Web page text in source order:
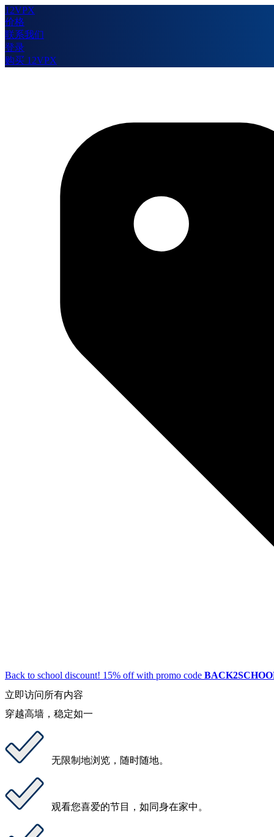
12VPX
价格
联系我们
登录
购买 12VPX
Back to school discount! 15% off with promo code
立即访问所有内容
穿越高墙，稳定如一
无限制地浏览 ，随时随地。
观看您喜爱的节目 ，如同身在家中。